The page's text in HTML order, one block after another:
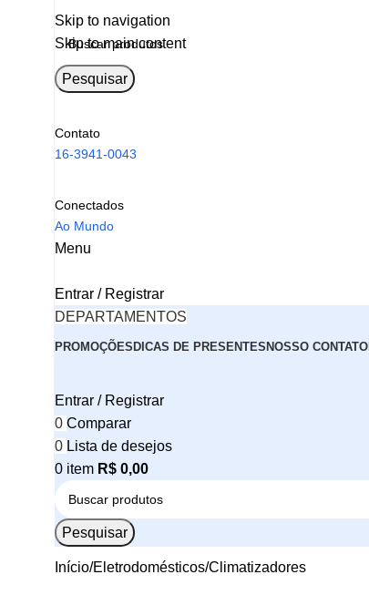
Skip to navigation
Skip to main content
Pesquisar
Contato
16-3941-0043
Conectados
Ao Mundo
Menu
Entrar / Registrar
DEPARTAMENTOS
PROMOÇÕES DICAS DE PRESENTES NOSSO CONTATO
Entrar / Registrar
0 Comparar
0 Lista de desejos
0 item R$ 0,00
Pesquisar
Início Eletrodomésticos Climatizadores